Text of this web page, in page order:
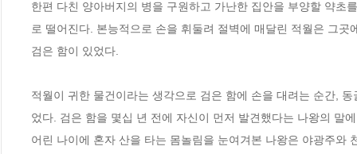
한편 다친 양아버지의 병을 구원하고 가난한 집안을 부양할 약초
로 떨어진다. 본능적으로 손을 휘둘려 절벽에 매달린 적월은 그
검은 함이 있었다.
적월이 귀한 물건이라는 생각으로 검은 함에 손을 대려는 순간,
었다. 검은 함을 몇십 년 전에 자신이 먼저 발견했다는 나왕의 말
어린 나이에 혼자 산을 타는 몸놀림을 눈여겨본 나왕은 야광주와